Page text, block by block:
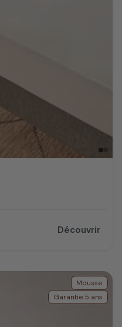
Découvrir
Mousse
Garantie 5 ans